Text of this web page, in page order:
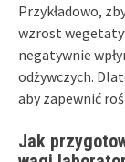
Przykładowo,
wzrost
negatywnie
odżywczych.
aby zapewnić
Jak